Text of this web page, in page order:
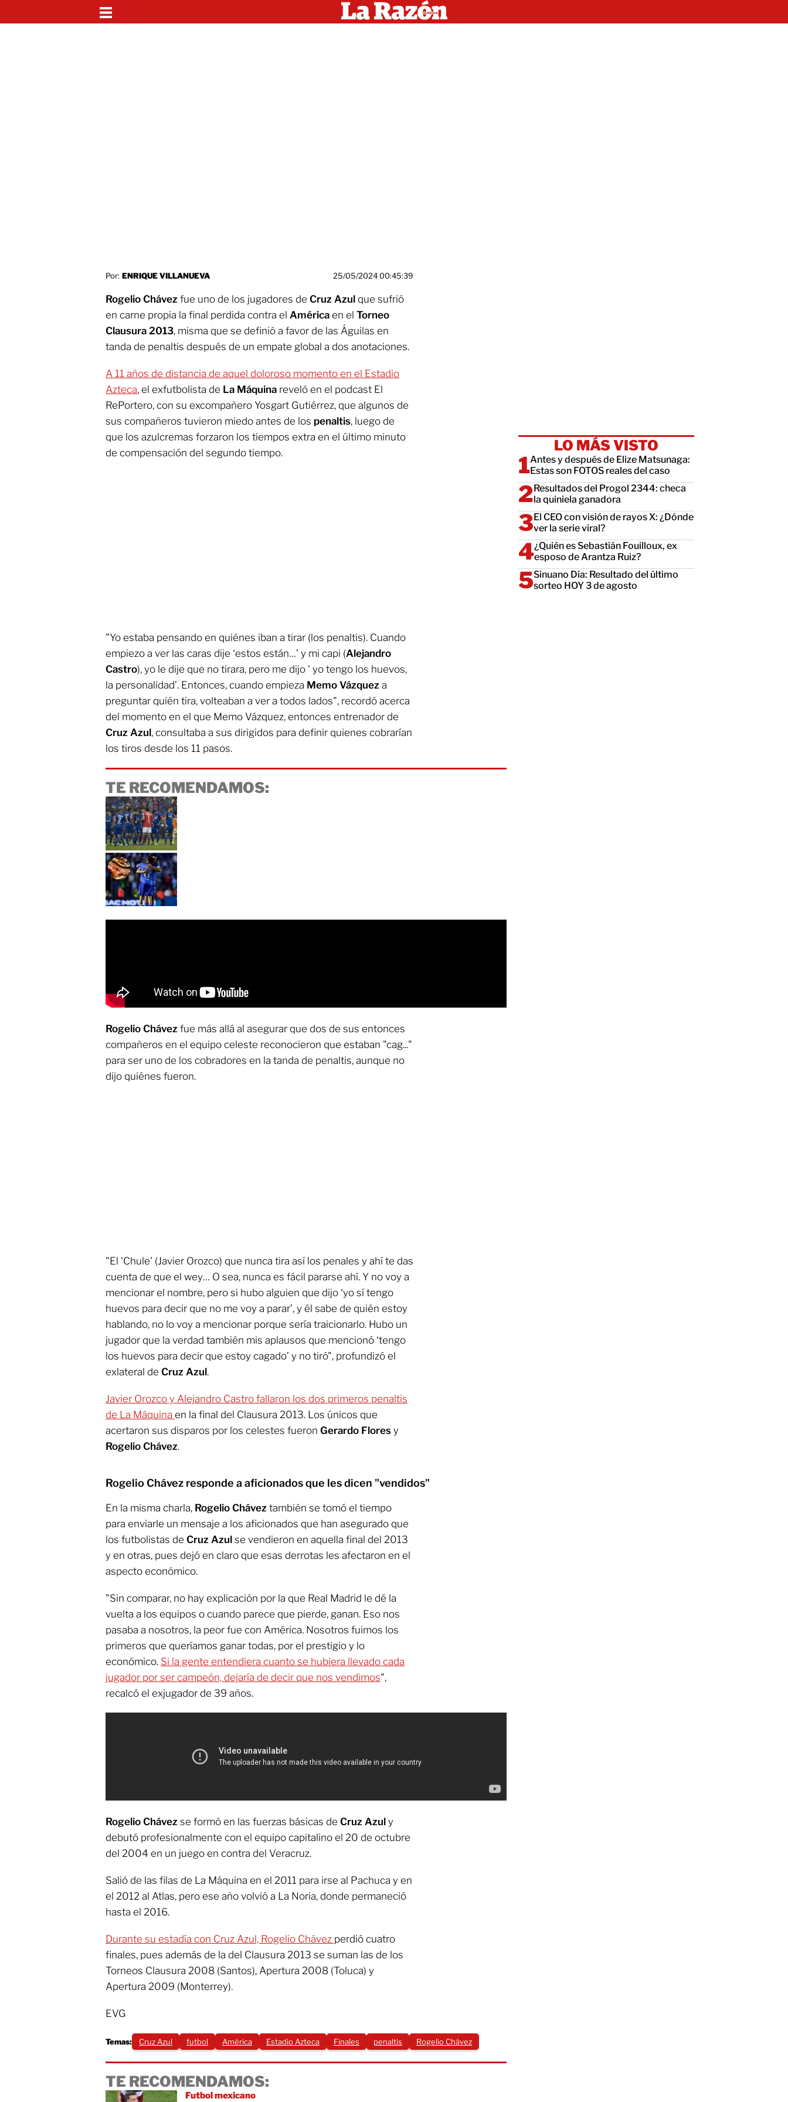
Por: ENRIQUE VILLANUEVA 25/05/2024 00:45:39
Rogelio Chávez fue uno de los jugadores de Cruz Azul que sufrió
en carne propia la final perdida contra el América en el Torneo
Clausura 2013, misma que se definió a favor de las Águilas en
tanda de penaltis después de un empate global a dos anotaciones.
A 11 años de distancia de aquel doloroso momento en el Estadio
Azteca, el exfutbolista de La Máquina reveló en el podcast El
RePortero, con su excompañero Yosgart Gutiérrez, que algunos de
sus compañeros tuvieron miedo antes de los penaltis, luego de
que los azulcremas forzaron los tiempos extra en el último minuto
de compensación del segundo tiempo.
"Yo estaba pensando en quiénes iban a tirar (los penaltis). Cuando
empiezo a ver las caras dije ‘estos están…’ y mi capi (Alejandro
Castro), yo le dije que no tirara, pero me dijo ' yo tengo los huevos,
la personalidad’. Entonces, cuando empieza Memo Vázquez a
preguntar quién tira, volteaban a ver a todos lados", recordó acerca
del momento en el que Memo Vázquez, entonces entrenador de
Cruz Azul, consultaba a sus dirigidos para definir quienes cobrarían
los tiros desde los 11 pasos.
TE RECOMENDAMOS:
Rogelio Chávez fue más allá al asegurar que dos de sus entonces
compañeros en el equipo celeste reconocieron que estaban "cag..."
para ser uno de los cobradores en la tanda de penaltis, aunque no
dijo quiénes fueron.
"El 'Chule' (Javier Orozco) que nunca tira así los penales y ahí te das
cuenta de que el wey… O sea, nunca es fácil pararse ahí. Y no voy a
mencionar el nombre, pero si hubo alguien que dijo ‘yo sí tengo
huevos para decir que no me voy a parar’, y él sabe de quién estoy
hablando, no lo voy a mencionar porque sería traicionarlo. Hubo un
jugador que la verdad también mis aplausos que mencionó ‘tengo
los huevos para decir que estoy cagado’ y no tiró", profundizó el
exlateral de Cruz Azul.
Javier Orozco y Alejandro Castro fallaron los dos primeros penaltis
de La Máquina en la final del Clausura 2013. Los únicos que
acertaron sus disparos por los celestes fueron Gerardo Flores y
Rogelio Chávez.
Rogelio Chávez responde a aficionados que les dicen "vendidos"
En la misma charla, Rogelio Chávez también se tomó el tiempo
para enviarle un mensaje a los aficionados que han asegurado que
los futbolistas de Cruz Azul se vendieron en aquella final del 2013
y en otras, pues dejó en claro que esas derrotas les afectaron en el
aspecto económico.
"Sin comparar, no hay explicación por la que Real Madrid le dé la
vuelta a los equipos o cuando parece que pierde, ganan. Eso nos
pasaba a nosotros, la peor fue con América. Nosotros fuimos los
primeros que queríamos ganar todas, por el prestigio y lo
económico. Si la gente entendiera cuanto se hubiera llevado cada
jugador por ser campeón, dejaría de decir que nos vendimos",
recalcó el exjugador de 39 años.
Rogelio Chávez se formó en las fuerzas básicas de Cruz Azul y
debutó profesionalmente con el equipo capitalino el 20 de octubre
del 2004 en un juego en contra del Veracruz.
Salió de las filas de La Máquina en el 2011 para irse al Pachuca y en
el 2012 al Atlas, pero ese año volvió a La Noria, donde permaneció
hasta el 2016.
Durante su estadía con Cruz Azul, Rogelio Chávez perdió cuatro
finales, pues además de la del Clausura 2013 se suman las de los
Torneos Clausura 2008 (Santos), Apertura 2008 (Toluca) y
Apertura 2009 (Monterrey).
EVG
Temas: Cruz Azul futbol América Estadio Azteca Finales penaltis Rogelio Chávez
TE RECOMENDAMOS:
Futbol mexicano
LO MÁS VISTO
Antes y después de Elize Matsunaga:
Estas son FOTOS reales del caso
Resultados del Progol 2344: checa
la quiniela ganadora
El CEO con visión de rayos X: ¿Dónde
ver la serie viral?
¿Quién es Sebastián Fouilloux, ex
esposo de Arantza Ruiz?
Sinuano Día: Resultado del último
sorteo HOY 3 de agosto